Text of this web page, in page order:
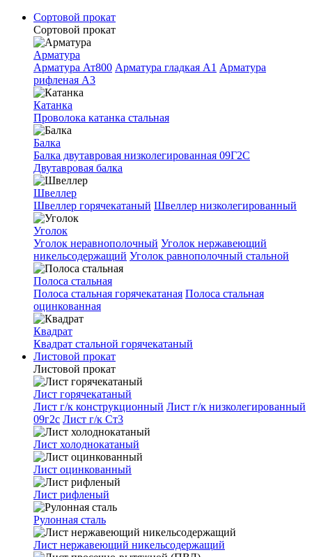
Сортовой прокат
Сортовой прокат
Арматура
Арматура Ат800 Арматура гладкая A1 Арматура
рифленая A3
Катанка
Проволока катанка стальная
Балка
Балка двутавровая низколегированная 09Г2С
Двутавровая балка
Швеллер
Швеллер горячекатаный Швеллер низколегированный
Уголок
Уголок неравнополочный Уголок нержавеющий
никельсодержащий Уголок равнополочный стальной
Полоса стальная
Полоса стальная горячекатаная Полоса стальная
оцинкованная
Квадрат
Квадрат стальной горячекатаный
Листовой прокат
Листовой прокат
Лист горячекатаный
Лист г/к конструкционный Лист г/к низколегированный
09г2с Лист г/к Ст3
Лист холоднокатаный
Лист оцинкованный
Лист рифленый
Рулонная сталь
Лист нержавеющий никельсодержащий